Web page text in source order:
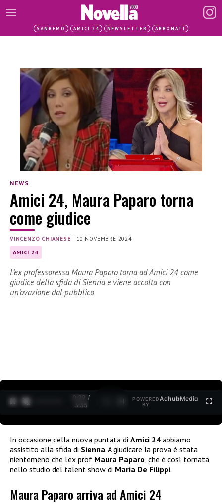
SANREMO AMICI 24 NEWSLETTER ABBONATI
NEWS
Amici 24, Maura Paparo torna
come giudice
VINCENZO CHIANESE | 10 NOVEMBRE 2024
AMICI 24
L’ex professoressa Maura Paparo torna ad Amici 24 come
giudice della sfida di Sienna e viene accolta con
un’ovazione dal pubblico
0:30 /
3:35
POWERED
BY
AdhubMedia
In occasione della nuova puntata di Amici 24abbiamo
assistito alla sfida di Sienna. A giudicare la prova è stata
nientemeno che l’ex prof Maura Paparo , che è così tornata
nello studio del talent show di Maria De Filippi.
Maura Paparo arriva ad Amici 24